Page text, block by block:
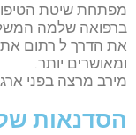
מפתחת שיטת הטיפול
ברפואה שלמה
את הדרך ל רתום את
ומאושרים יותר.
מירב מרצה בפני
הסדנאות